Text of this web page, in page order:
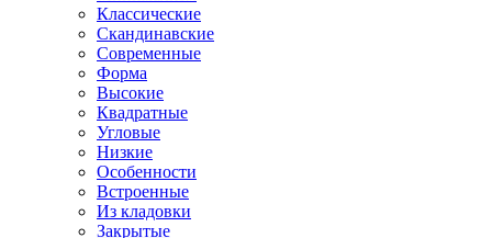
Классические
Скандинавские
Современные
Форма
Высокие
Квадратные
Угловые
Низкие
Особенности
Встроенные
Из кладовки
Закрытые